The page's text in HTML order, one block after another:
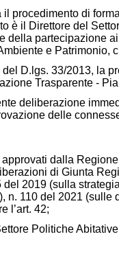
il procedimento di
è il Direttore del
della partecipazione
e Patrimonio,
D.lgs. 33/2013, la
Trasparente -
deliberazione
delle
dalla
di Giunta
del 2019 (sulla
n. 110 del 2021 (sulle
l’art. 42;
Politiche